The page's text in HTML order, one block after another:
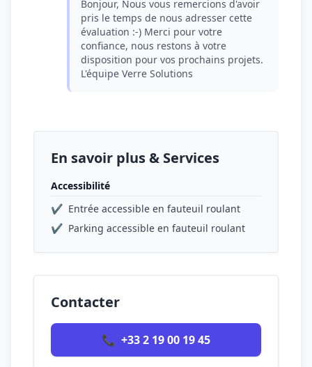
Bonjour, Nous vous remercions d'avoir
pris le temps de nous adresser cette
évaluation :-) Merci pour votre
confiance, nous restons à votre
disposition pour vos prochains projets.
L'équipe Verre Solutions
En savoir plus & Services
Accessibilité
✔ Entrée accessible en fauteuil roulant
✔ Parking accessible en fauteuil roulant
Contacter
📞 +33 2 19 00 19 45